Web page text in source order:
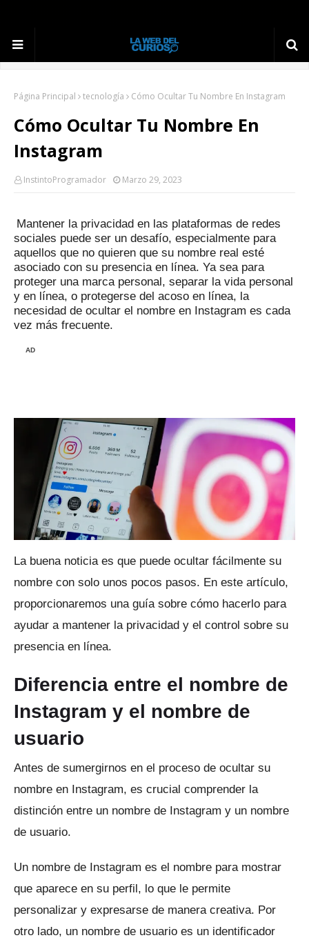
Página Principal tecnología Cómo Ocultar Tu Nombre En Instagram
Cómo Ocultar Tu Nombre En
Instagram
InstintoProgramador Marzo 29, 2023
Mantener la privacidad en las plataformas de redes
sociales puede ser un desafío, especialmente para
aquellos que no quieren que su nombre real esté
asociado con su presencia en línea. Ya sea para
proteger una marca personal, separar la vida personal
y en línea, o protegerse del acoso en línea, la
necesidad de ocultar el nombre en Instagram es cada
vez más frecuente.
AD
La buena noticia es que puede ocultar fácilmente su
nombre con solo unos pocos pasos. En este artículo,
proporcionaremos una guía sobre cómo hacerlo para
ayudar a mantener la privacidad y el control sobre su
presencia en línea.
Diferencia entre el nombre de
Instagram y el nombre de
usuario
Antes de sumergirnos en el proceso de ocultar su
nombre en Instagram, es crucial comprender la
distinción entre un nombre de Instagram y un nombre
de usuario.
Un nombre de Instagram es el nombre para mostrar
que aparece en su perfil, lo que le permite
personalizar y expresarse de manera creativa. Por
otro lado, un nombre de usuario es un identificador